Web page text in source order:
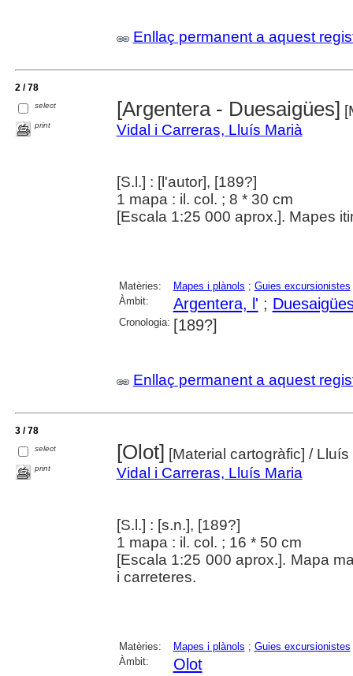
Enllaç permanent a aquest
2 / 78
select
print
[Argentera - Duesaigües]
Vidal i Carreras, Lluís Marià
[S.l.] : [l'autor], [189?]
1 mapa : il. col. ; 8 * 30 cm
[Escala 1:25 000 aprox.]. Mapes
Matèries: Mapes i plànols ; Guies excursionistes
Àmbit:
Argentera, l' ;
Cronologia: [189?]
Enllaç permanent a aquest
3 / 78
select
print
[Olot] [Material cartogràfic] / Lluís
Vidal i Carreras, Lluís Maria
[S.l.] : [s.n.], [189?]
1 mapa : il. col. ; 16 * 50 cm
[Escala 1:25 000 aprox.]. Mapa
i carreteres.
Matèries: Mapes i plànols ; Guies excursionistes
Àmbit:
Olot